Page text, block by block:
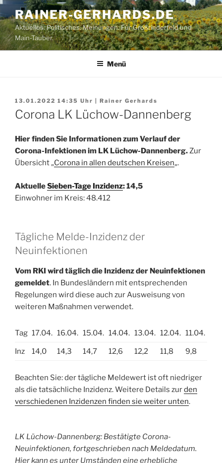
Zum
Inhalt
springen
RAINER-GERHARDS.DE
Aktuelles. Politisches. Meinungen. Für Großrinderfeld und
Main-Tauber.
Menü
13.01.2022 14:35 Uhr | Rainer Gerhards
Corona LK Lüchow-Dannenberg
Hier finden Sie Informationen zum Verlauf der
Corona-Infektionen im LK Lüchow-Dannenberg.Zur
Übersicht „Corona in allen deutschen Kreisen„.
AktuelleSieben-Tage Inzidenz: 14,5
Einwohner im Kreis: 48.412
Tägliche Melde-Inzidenz der
Neuinfektionen
Vom RKI wird täglich die Inzidenz der Neuinfektionen
gemeldet. In Bundesländern mit entsprechenden
Regelungen wird diese auch zur Ausweisung von
weiteren Maßnahmen verwendet.
Tag 17.04. 16.04. 15.04. 14.04. 13.04. 12.04. 11.04.
Inz 14,0 14,3 14,7 12,6 12,2 11,8 9,8
Beachten Sie: der tägliche Meldewert ist oft niedriger
als die tatsächliche Inzidenz. Weitere Details zurden
verschiedenen Inzidenzen finden sie weiter unten.
LK Lüchow-Dannenberg: Bestätigte Corona-
Neuinfektionen, fortgeschrieben nach Meldedatum.
Hier kann es unter Umständen eine erhebliche